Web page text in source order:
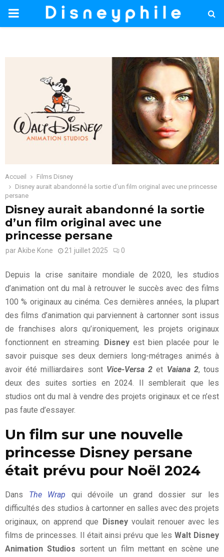
PRIMARY
Accueil
Films Disney
Disney aurait abandonné la sortie d’un film original avec une princesse
persane
Disney aurait abandonné la sortie
d’un film original avec une
princesse persane
parAkibe Kone 21 juillet 2025 0
Depuis la crise sanitaire mondiale de 2020, les studios
d’animation ont du mal à retrouver le succès avec des films
100 % originaux au cinéma. Ces dernières années, la plupart
des films d’animation qui parviennent à cartonner sont issus
de franchises alors qu’ironiquement, les projets originaux
fonctionnent en streaming. Disney est bien placée pour le
savoir puisque ses deux derniers long-métrages animés à
avoir été milliardaires sont Vice-Versa 2 et Vaiana 2, tous
deux des suites sorties en 2024. Il semblerait que les
studios ont du mal à vendre des projets originaux et ce n’est
pas faute d’essayer.
Un film sur une nouvelle
princesse Disney persane
était prévu pour Noël 2024
Dans The Wrap qui dévoile un grand dossier sur les
difficultés des studios à cartonner en salles avec des projets
originaux, on apprend que
Disneyvoulait renouer avec les
films de princesses. Il était ainsi prévu que lesWalt Disney
Animation Studios sortent un film mettant en scène une